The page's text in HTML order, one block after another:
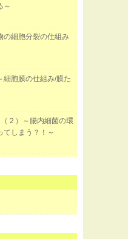
～
の細胞分裂の仕組み
細胞膜の仕組み/膜た
２）～腸内細菌の環
てしまう？！～